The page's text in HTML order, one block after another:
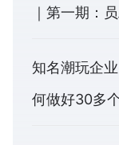
｜第一期：
知名潮玩企
何做好30多